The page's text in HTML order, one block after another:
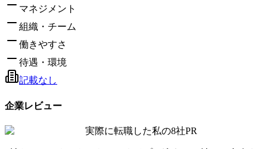
マネジメント
組織・チーム
働きやすさ
待遇・環境
記載なし
企業レビュー
実際に転職した私の8社PR